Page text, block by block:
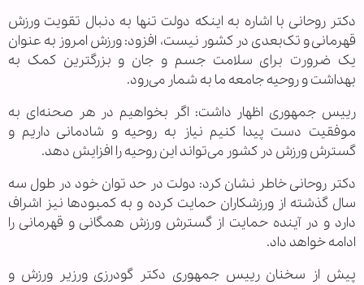
دکتر روحانی با اشاره به اینکه دولت تنها به دنبال تقویت ورزش
قهرمانی و تک‌بعدی در کشور نیست، افزود: ورزش امروز به عنوان
یک ضرورت برای سلامت جسم و جان و بزرگترین کمک به
بهداشت و روحیه جامعه ما به شمار می‌رود.
رییس‌ جمهوری اظهار داشت: اگر بخواهیم در هر صحنه‌ای به
موفقیت دست پیدا کنیم نیاز به روحیه و شادمانی داریم و
گسترش ورزش در کشور می‌تواند این روحیه را افزایش دهد.
دکتر روحانی خاطر نشان کرد: دولت در حد توان خود در طول سه
سال گذشته از ورزشکاران حمایت کرده و به کمبودها نیز اشراف
دارد و در آینده حمایت از گسترش ورزش همگانی و قهرمانی را
ادامه خواهد داد.
پیش از سخنان رییس‌ جمهوری دکتر گودرزی ورزیر ورزش و